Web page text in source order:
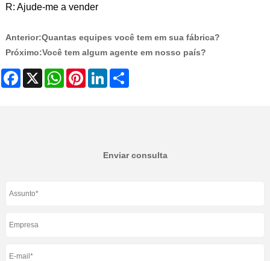
R: Ajude-me a vender
Anterior:Quantas equipes você tem em sua fábrica?
Próximo:Você tem algum agente em nosso país?
Facebook WhatsAppPinterestLinkedIn
Enviar consulta